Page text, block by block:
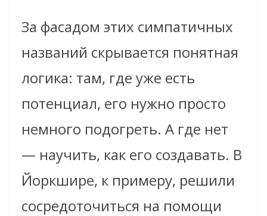
За фасадом этих симпатичных
названий скрывается понятная
логика: там, где уже есть
потенциал, его нужно просто
немного подогреть. А где нет
— научить, как его создавать. В
Йоркшире, к примеру, решили
сосредоточиться на помощи